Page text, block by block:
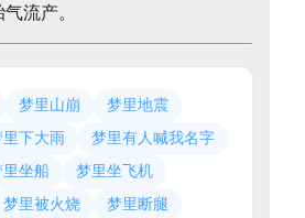
流产。
梦里山崩
梦里地震
里下大雨
梦里有人喊我名字
里坐船
梦里坐飞机
梦里被火烧 梦里断腿